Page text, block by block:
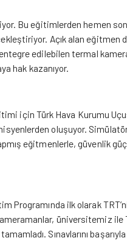
Bu eğitimlerden hemen
Açık alan
edilebilen termal
hak kazanıyor.
için Türk Hava Kurumu
oluşuyor.
eğitmenlerle, güvenlik
Programında ilk olarak
üniversitemiz ile
Sınavlarını